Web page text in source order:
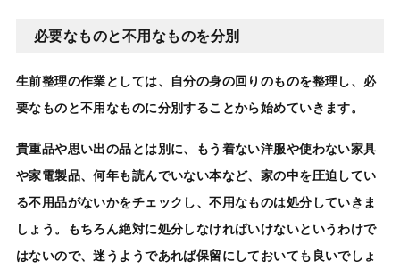
必要なものと不用なものを分別
生前整理の作業としては、自分の身の回りのものを整理し、必
要なものと不用なものに分別することから始めていきます。
貴重品や思い出の品とは別に、もう着ない洋服や使わない家具
や家電製品、何年も読んでいない本など、家の中を圧迫してい
る不用品がないかをチェック し、不用なものは処分していきま
しょう。もちろん絶対に処分しなければいけないというわけで
はないので、迷うようであれば保留にしておいても良いでしょ